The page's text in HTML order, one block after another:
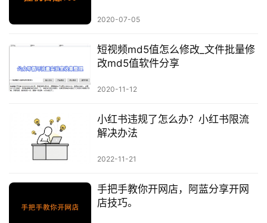
2020-07-05
短视频md5值怎么修改_文件批量修
改md5值软件分享
2020-11-12
小红书违规了怎么办？小红书限流
解决办法
2022-11-21
手把手教你开网店，阿蓝分享开网
店技巧。